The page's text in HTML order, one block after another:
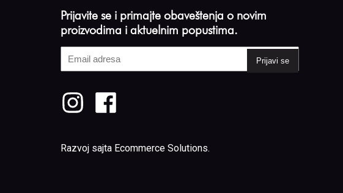
Prijavite se i primajte obaveštenja o novim
proizvodima i aktuelnim popustima.
adresa
Razvoj sajta Ecommerce Solutions.